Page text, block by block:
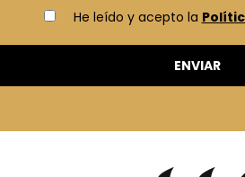
He leído y acepto la